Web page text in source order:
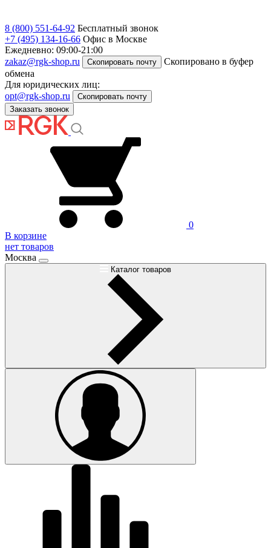
8 (800) 551-64-92 Бесплатный звонок
+7 (495) 134-16-66 Офис в Москве
Ежедневно: 09:00-21:00
zakaz@rgk-shop.ru
Скопировать почту
Скопировано в буфер
обмена
Для юридических лиц:
opt@rgk-shop.ru
Скопировать почту
Заказать звонок
0
В корзине
нет товаров
Москва
Каталог товаров